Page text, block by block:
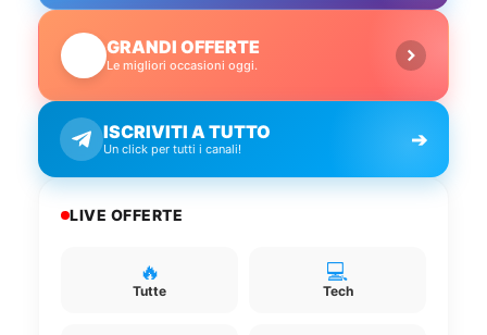
GRANDI OFFERTE
Le migliori occasioni oggi.
ISCRIVITI A TUTTO
Un click per tutti i canali! ➔
LIVE OFFERTE
🔥
Tutte
💻
Tech